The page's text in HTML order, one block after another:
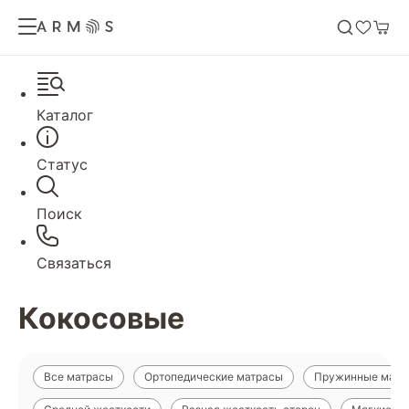
Каталог
Статус
Поиск
Связаться
Кокосовые
Все матрасы Ортопедические матрасы Пружинные